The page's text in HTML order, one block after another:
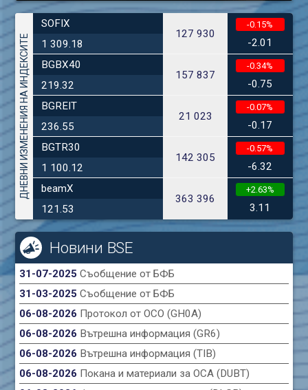
ДНЕВНИ ИЗМЕНЕНИЯ НА ИНДЕКСИТЕ
SOFIX
1 309.18
127 930
-0.15%
-2.01
BGBX40
219.32
157 837
-0.34%
-0.75
BGREIT
236.55
21 023
-0.07%
-0.17
BGTR30
1 100.12
142 305
-0.57%
-6.32
beamX
121.53
363 396
+2.63%
3.11
Новини BSE
31-07-2025Съобщение от БФБ
31-03-2025Съобщение от БФБ
06-08-2026 Протокол от ОСО (GH0A)
06-08-2026 Вътрешна информация (GR6)
06-08-2026 Вътрешна информация (TIB)
06-08-2026 Покана и материали за ОСА (DUBT)